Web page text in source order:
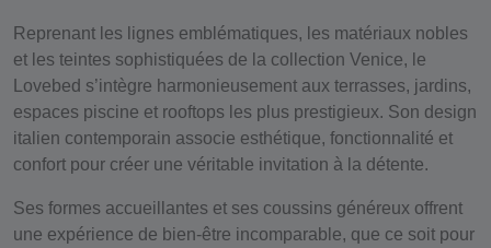
Reprenant les lignes emblématiques, les matériaux nobles
et les teintes sophistiquées de la collection Venice, le
Lovebed s’intègre harmonieusement aux terrasses, jardins,
espaces piscine et rooftops les plus prestigieux. Son design
italien contemporain associe esthétique, fonctionnalité et
confort pour créer une véritable invitation à la détente.
Ses formes accueillantes et ses coussins généreux offrent
une expérience de bien-être incomparable, que ce soit pour